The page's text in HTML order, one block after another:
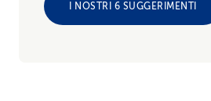
I NOSTRI 6 SUGGERIMENTI